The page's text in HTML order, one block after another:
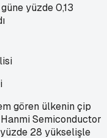
yüzde 0,13
gören ülkenin çip
Semiconductor
28 yükselişle